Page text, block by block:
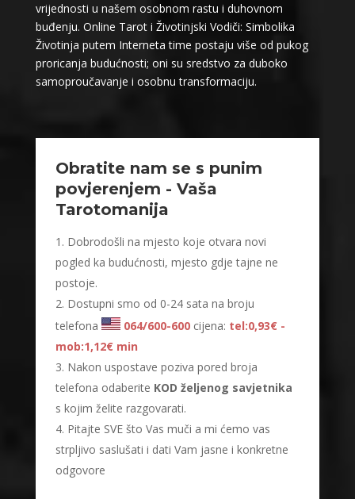
vrijednosti u našem osobnom rastu i duhovnom
buđenju. Online Tarot i Životinjski Vodiči: Simbolika
Životinja putem Interneta time postaju više od pukog
proricanja budućnosti; oni su sredstvo za duboko
samoproučavanje i osobnu transformaciju.
Obratite nam se s punim
povjerenjem - Vaša
Tarotomanija
Dobrodošli na mjesto koje otvara novi
pogled ka budućnosti, mjesto gdje tajne ne
postoje.
Dostupni smo od 0-24 sata na broju
telefona
064/600-600 cijena: tel:0,93€ -
mob:1,12€ min
Nakon uspostave poziva pored broja
telefona odaberite KOD željenog savjetnika
s kojim želite razgovarati.
Pitajte SVE što Vas muči a mi ćemo vas
strpljivo saslušati i dati Vam jasne i konkretne
odgovore